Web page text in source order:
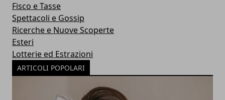
Fisco e Tasse
Spettacoli e Gossip
Ricerche e Nuove Scoperte
Esteri
Lotterie ed Estrazioni
ARTICOLI POPOLARI